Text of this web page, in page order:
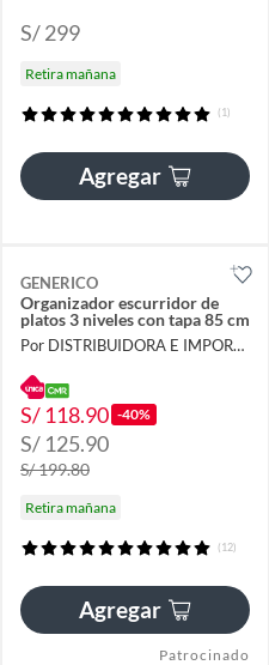
S/ 299
Retira mañana
(1)
Agregar
GENERICO
Organizador escurridor de
platos 3 niveles con tapa 85 cm
Por DISTRIBUIDORA E IMPORTADORA
S/ 118.90 -40%
S/ 125.90
S/ 199.80
Retira mañana
(12)
Agregar
Patrocinado